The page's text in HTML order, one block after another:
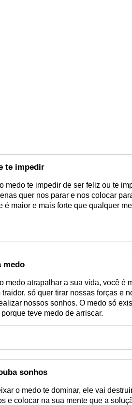
te impedir
medo te impedir de ser feliz ou te
quer nos parar e nos colocar
é maior e mais forte que qualquer
medo
medo atrapalhar a sua vida, você é
traidor, só quer tirar nossas forças e
nossos sonhos. O medo só
teve medo de arriscar.
sonhos
o medo te dominar, ele vai
e colocar na sua mente que a